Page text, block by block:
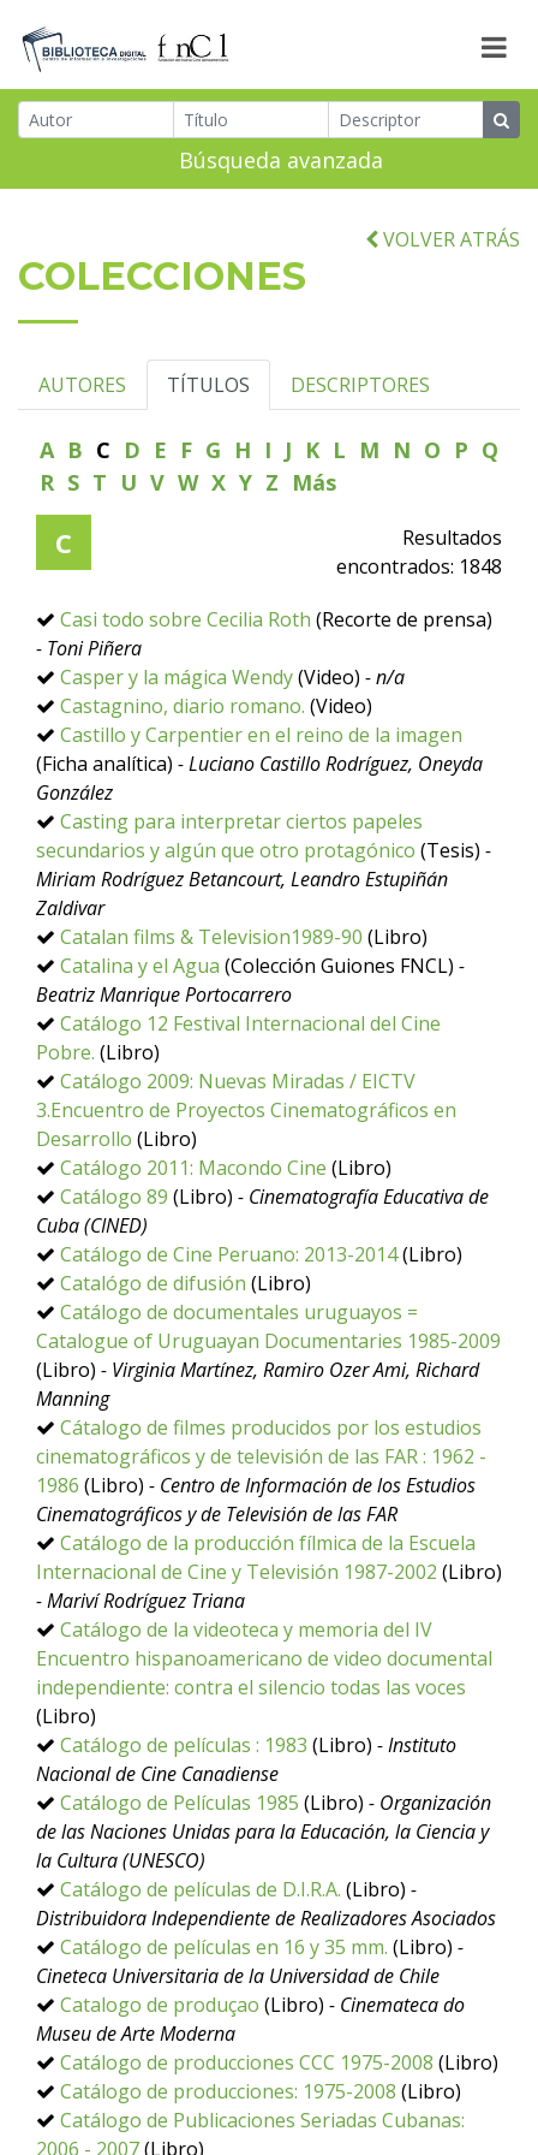
Búsqueda avanzada
VOLVER ATRÁS
COLECCIONES
AUTORES TÍTULOS DESCRIPTORES
A B C D E F G H I J K L M N O P Q
R S T U V W X Y Z Más
C
Resultados
encontrados: 1848
Casi todo sobre Cecilia Roth (Recorte de prensa)
- Toni Piñera
Casper y la mágica Wendy(Video) - n/a
Castagnino, diario romano. (Video)
Castillo y Carpentier en el reino de la imagen
(Ficha analítica) - Luciano Castillo Rodríguez, Oneyda
González
Casting para interpretar ciertos papeles
secundarios y algún que otro protagónico (Tesis) -
Miriam Rodríguez Betancourt, Leandro Estupiñán
Zaldivar
Catalan films & Television1989-90 (Libro)
Catalina y el Agua (Colección Guiones FNCL) -
Beatriz Manrique Portocarrero
Catálogo 12 Festival Internacional del Cine
Pobre. (Libro)
Catálogo 2009: Nuevas Miradas / EICTV
3.Encuentro de Proyectos Cinematográficos en
Desarrollo (Libro)
Catálogo 2011: Macondo Cine (Libro)
Catálogo 89 (Libro) - Cinematografía Educativa de
Cuba (CINED)
Catálogo de Cine Peruano: 2013-2014(Libro)
Catalógo de difusión (Libro)
Catálogo de documentales uruguayos =
Catalogue of Uruguayan Documentaries 1985-2009
(Libro) - Virginia Martínez, Ramiro Ozer Ami, Richard
Manning
Cátalogo de filmes producidos por los estudios
cinematográficos y de televisión de las FAR : 1962 -
1986 (Libro) - Centro de Información de los Estudios
Cinematográficos y de Televisión de las FAR
Catálogo de la producción fílmica de la Escuela
Internacional de Cine y Televisión 1987-2002 (Libro)
- Mariví Rodríguez Triana
Catálogo de la videoteca y memoria del IV
Encuentro hispanoamericano de video documental
independiente: contra el silencio todas las voces
(Libro)
Catálogo de películas : 1983 (Libro) - Instituto
Nacional de Cine Canadiense
Catálogo de Películas 1985 (Libro) - Organización
de las Naciones Unidas para la Educación, la Ciencia y
la Cultura (UNESCO)
Catálogo de películas de D.I.R.A. (Libro) -
Distribuidora Independiente de Realizadores Asociados
Catálogo de películas en 16 y 35 mm. (Libro) -
Cineteca Universitaria de la Universidad de Chile
Catalogo de produçao (Libro) - Cinemateca do
Museu de Arte Moderna
Catálogo de producciones CCC 1975-2008 (Libro)
Catálogo de producciones: 1975-2008 (Libro)
Catálogo de Publicaciones Seriadas Cubanas:
2006 - 2007(Libro)